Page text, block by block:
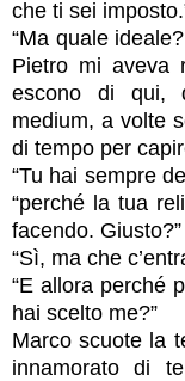
che ti sei
“Ma quale
Pietro mi aveva
escono di qui,
medium, a volte
di tempo per
“Tu hai sempre
“perché la tua
facendo. Giusto?”
“Sì, ma che
“E allora perché
hai scelto me?”
Marco scuote la
innamorato di